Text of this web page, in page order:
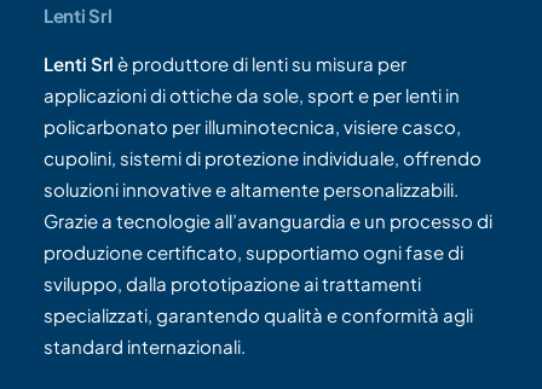
Lenti Srl
Lenti Srl è produttore di lenti su misura per
applicazioni di ottiche da sole, sport e per lenti in
policarbonato per illuminotecnica, visiere casco,
cupolini, sistemi di protezione individuale, offrendo
soluzioni innovative e altamente personalizzabili.
Grazie a tecnologie all’avanguardia e un processo di
produzione certificato, supportiamo ogni fase di
sviluppo, dalla prototipazione ai trattamenti
specializzati, garantendo qualità e conformità agli
standard internazionali.